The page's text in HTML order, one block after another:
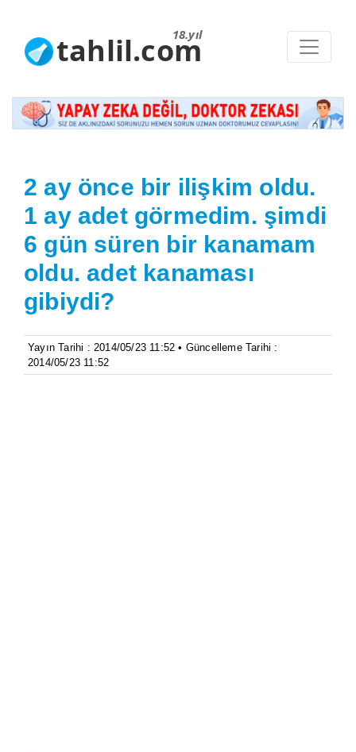
18.yıl
tahlil.com
2 ay önce bir ilişkim oldu.
1 ay adet görmedim. şimdi
6 gün süren bir kanamam
oldu. adet kanaması
gibiydi?
Yayın Tarihi : 2014/05/23 11:52 • Güncelleme Tarihi :
2014/05/23 11:52